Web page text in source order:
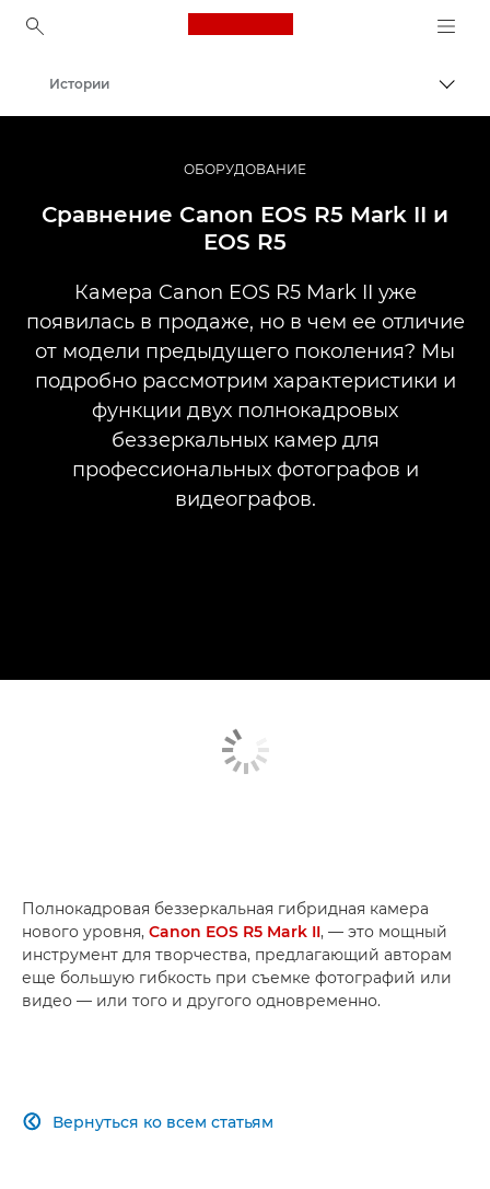
Canon Logo, back to
Профессиональная фото- и видеосъемка
Истории
ОБОРУДОВАНИЕ
Сравнение Canon EOS R5 Mark II и
EOS R5
Камера Canon EOS R5 Mark II уже
появилась в продаже, но в чем ее отличие
от модели предыдущего поколения? Мы
подробно рассмотрим характеристики и
функции двух полнокадровых
беззеркальных камер для
профессиональных фотографов и
видеографов.
Полнокадровая беззеркальная гибридная камера
нового уровня, Canon EOS R5 Mark II, — это мощный
инструмент для творчества, предлагающий авторам
еще большую гибкость при съемке фотографий или
видео — или того и другого одновременно.
Вернуться ко всем статьям
